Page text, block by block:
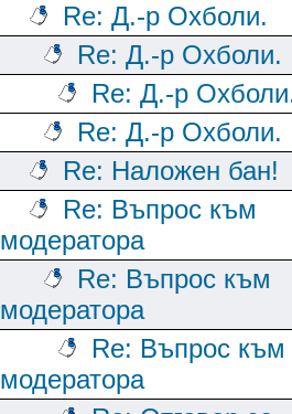
Re: Д.-р Охболи.
Re: Д.-р Охболи.
Re: Д.-р
Re: Д.-р Охболи.
Re: Наложен бан!
Re: Въпрос към
модератора
Re: Въпрос към
модератора
Re: Въпрос към
модератора